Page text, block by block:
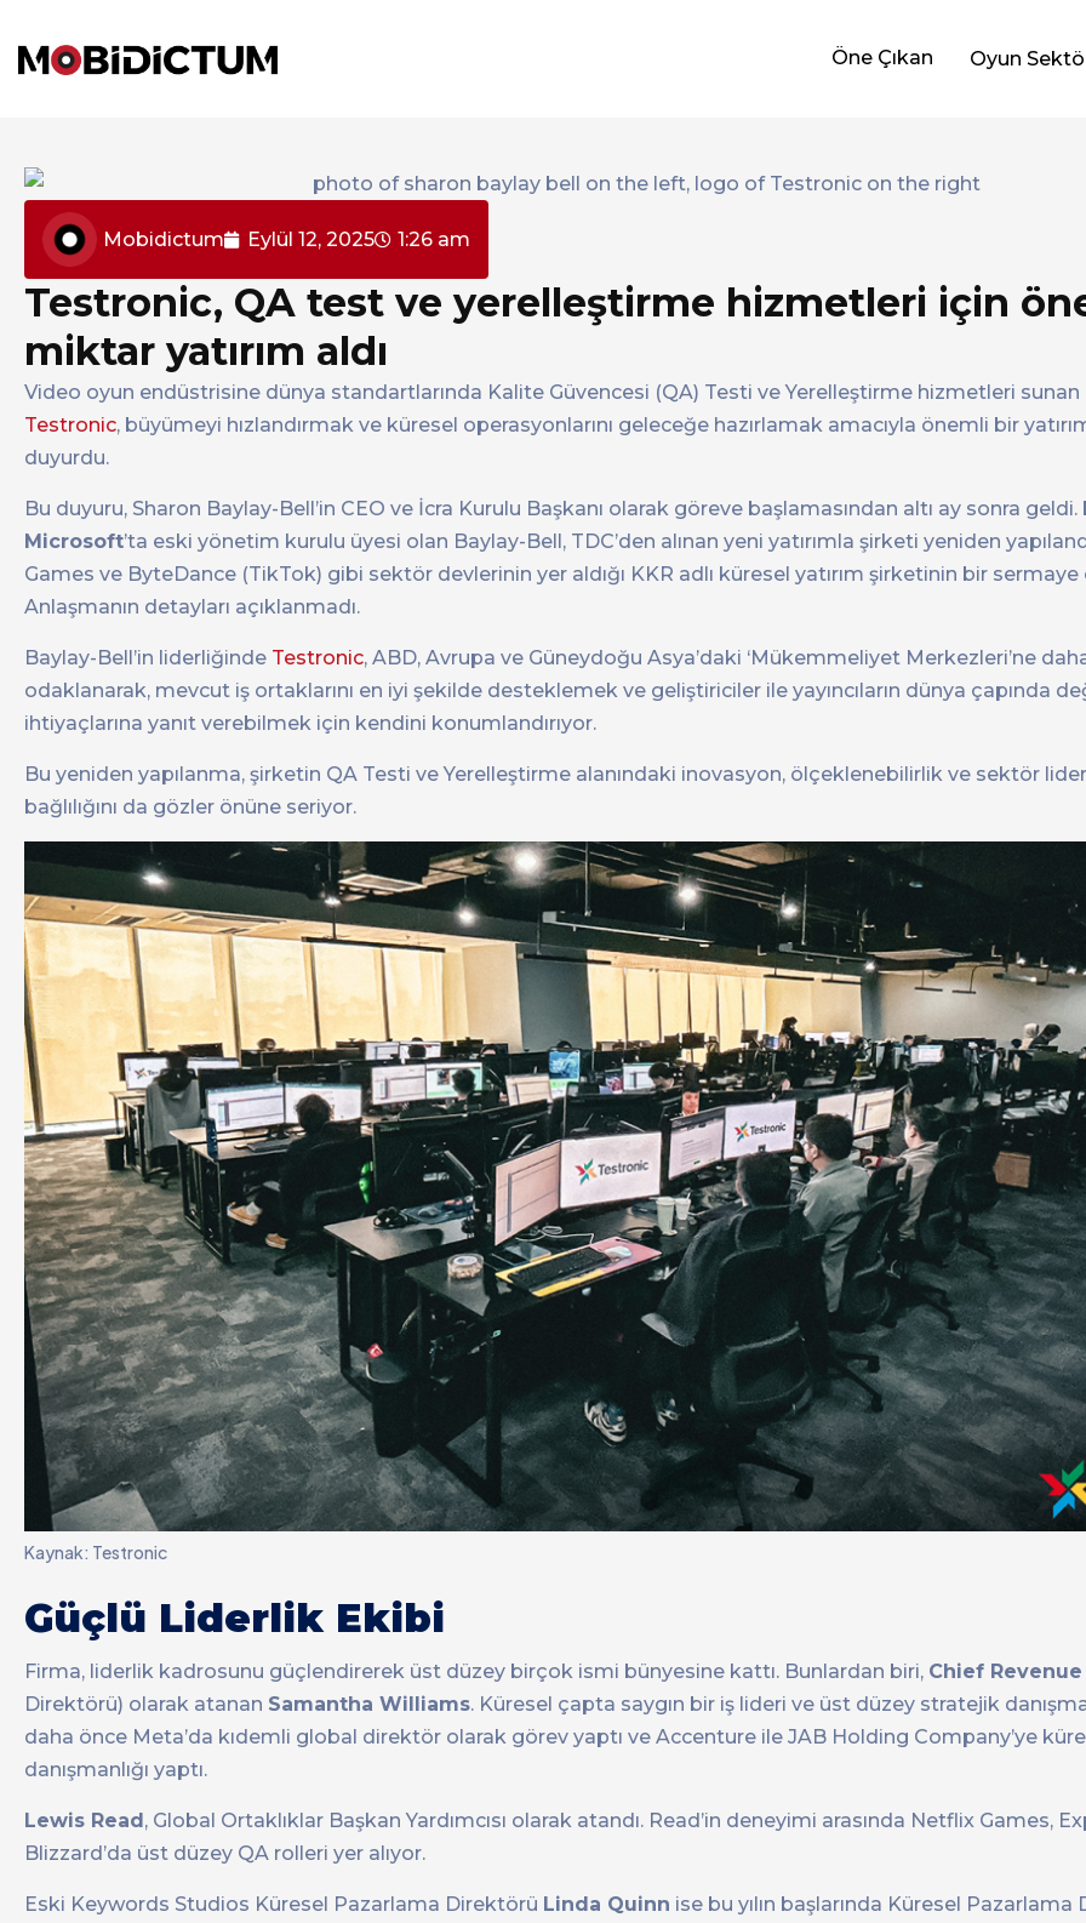
Öne Çıkan Oyun
Mobidictum Eylül 12, 2025 1:26 am
Testronic, QA test ve yerelleştirme hizmetleri için
miktar yatırım aldı
Video oyun endüstrisine dünya standartlarında Kalite Güvencesi (QA) Testi ve Yerelleştirme hizmetleri sunan
Testronic, büyümeyi hızlandırmak ve küresel operasyonlarını geleceğe hazırlamak amacıyla önemli bir yatırım
duyurdu.
Bu duyuru, Sharon Baylay-Bell’in CEO ve İcra Kurulu Başkanı olarak göreve başlamasından altı ay sonra geldi.
Microsoft’ta eski yönetim kurulu üyesi olan Baylay-Bell, TDC’den alınan yeni yatırımla şirketi yeniden
Games ve ByteDance (TikTok) gibi sektör devlerinin yer aldığı KKR adlı küresel yatırım şirketinin bir sermaye
Anlaşmanın detayları açıklanmadı.
Baylay-Bell’in liderliğinde Testronic, ABD, Avrupa ve Güneydoğu Asya’daki ‘Mükemmeliyet Merkezleri’ne
odaklanarak, mevcut iş ortaklarını en iyi şekilde desteklemek ve geliştiriciler ile yayıncıların dünya çapında
ihtiyaçlarına yanıt verebilmek için kendini konumlandırıyor.
Bu yeniden yapılanma, şirketin QA Testi ve Yerelleştirme alanındaki inovasyon, ölçeklenebilirlik ve sektör
bağlılığını da gözler önüne seriyor.
Kaynak: Testronic
Güçlü Liderlik Ekibi
Firma, liderlik kadrosunu güçlendirerek üst düzey birçok ismi bünyesine kattı. Bunlardan biri, Chief
Direktörü) olarak atanan Samantha Williams. Küresel çapta saygın bir iş lideri ve üst düzey stratejik
daha önce Meta’da kıdemli global direktör olarak görev yaptı ve Accenture ile JAB Holding Company’ye
danışmanlığı yaptı.
Lewis Read , Global Ortaklıklar Başkan Yardımcısı olarak atandı. Read’in deneyimi arasında Netflix Games,
Blizzard’da üst düzey QA rolleri yer alıyor.
Eski Keywords Studios Küresel Pazarlama Direktörü Linda Quinn ise bu yılın başlarında Küresel